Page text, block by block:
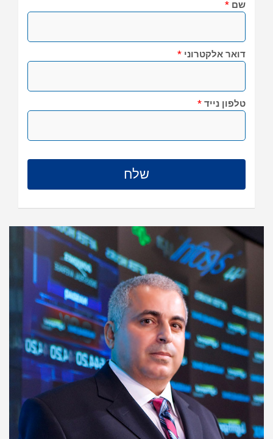
שם *
דואר אלקטרוני *
טלפון נייד *